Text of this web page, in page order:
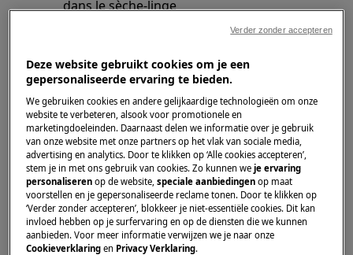
dans le sèche-linge
Le linge sent désagréable/mauvais après
S'applique à
Sèche-linge
Solution
Nettoyez régulièrement et soigneusement
tous les filtres et le condenseur (le cas
échéant) comme décrit dans le manuel
d'utilisation. Cliquez sur "Trouver le
Deze website gebruikt cookies om je een
gepersonaliseerde ervaring te bieden.
We gebruiken cookies en andere gelijkaardige technologieën om onze
website te verbeteren, alsook voor promotionele en
marketingdoeleinden. Daarnaast delen we informatie over je gebruik
van onze website met onze partners op het vlak van sociale media,
advertising en analytics. Door te klikken op ‘Alle cookies accepteren’,
stem je in met ons gebruik van cookies. Zo kunnen weje ervaring
personaliseren op de website,speciale aanbiedingen op maat
voorstellen en je gepersonaliseerde reclame tonen. Door te klikken op
‘Verder zonder accepteren’, blokkeer je niet-essentiële cookies. Dit kan
invloed hebben op je surfervaring en op de diensten die we kunnen
aanbieden. Voor meer informatie verwijzen we je naar onze
Cookieverklaring en Privacy Verklaring.
Verder zonder accepteren